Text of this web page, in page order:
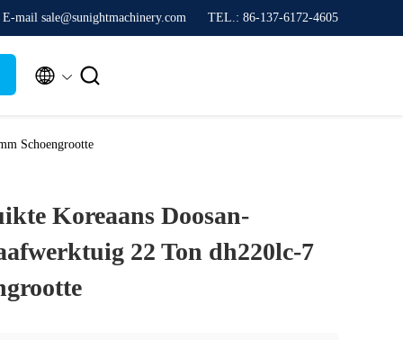
E-mail sale@sunightmachinery.com TEL.: 86-137-6172-4605
 
Schoengrootte
Koreaans Doosan-
22 Ton dh220lc-7